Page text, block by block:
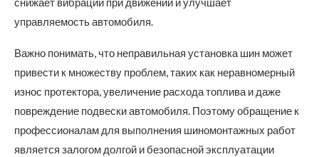
управляемость автомобиля.
Важно понимать, что неправильная установка шин может
привести к множеству проблем, таких как неравномерный
износ протектора, увеличение расхода топлива и даже
повреждение подвески автомобиля. Поэтому обращение к
профессионалам для выполнения шиномонтажных работ
является залогом долгой и безопасной эксплуатации